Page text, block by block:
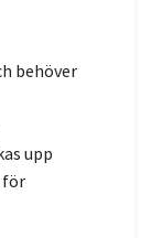
behöver
upp
för